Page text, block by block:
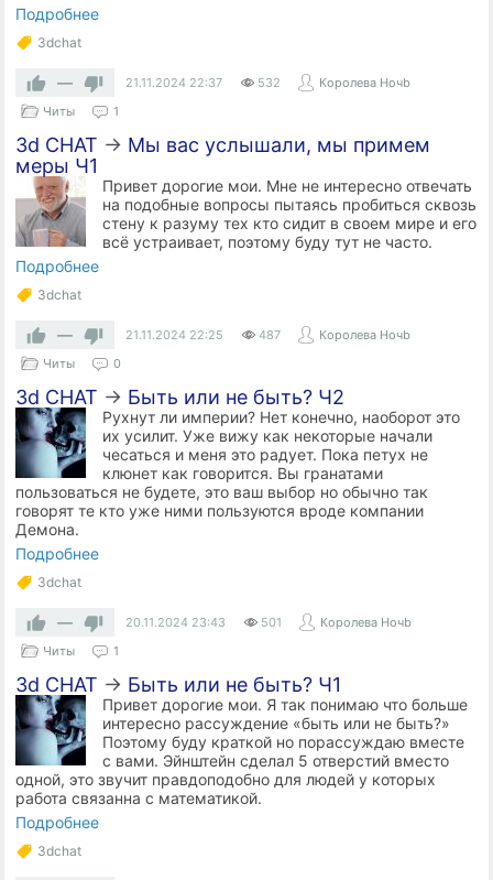
Подробнее
3dchat
— 21.11.2024 22:37 532
Королева Ночb
Читы
1
3d CHAT → Мы вас услышали, мы примем
меры Ч1
Привет дорогие мои. Мне не интересно отвечать
на подобные вопросы пытаясь пробиться сквозь
стену к разуму тех кто сидит в своем мире и его
всё устраивает, поэтому буду тут не часто.
Подробнее
3dchat
— 21.11.2024 22:25 487
Королева Ночb
Читы
0
3d CHAT → Быть или не быть? Ч2
Рухнут ли империи? Нет конечно, наоборот это
их усилит. Уже вижу как некоторые начали
чесаться и меня это радует. Пока петух не
клюнет как говорится. Вы гранатами
пользоваться не будете, это ваш выбор но обычно так
говорят те кто уже ними пользуются вроде компании
Демона.
Подробнее
3dchat
— 20.11.2024 23:43 501
Королева Ночb
Читы
1
3d CHAT → Быть или не быть? Ч1
Привет дорогие мои. Я так понимаю что больше
интересно рассуждение «быть или не быть?»
Поэтому буду краткой но порассуждаю вместе
с вами. Эйнштейн сделал 5 отверстий вместо
одной, это звучит правдоподобно для людей у которых
работа связанна с математикой.
Подробнее
3dchat